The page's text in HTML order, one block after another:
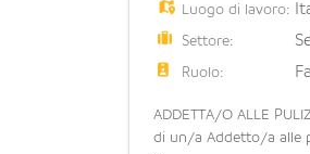
Luogo di lavoro:
Settore:
Ruolo:
ADDETTA/O ALLE
di un/a Addetto/a alle